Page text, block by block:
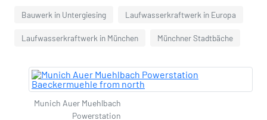
Bauwerk in Untergiesing Laufwasserkraftwerk in Europa
Laufwasserkraftwerk in München Münchner Stadtbäche
Munich Auer Muehlbach
Powerstation